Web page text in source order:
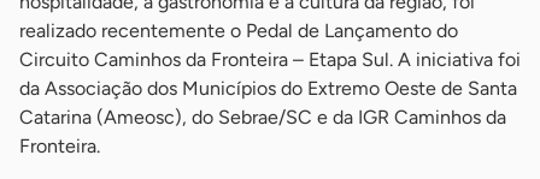
realizado recentemente o Pedal de Lançamento do
Circuito Caminhos da Fronteira – Etapa Sul. A iniciativa foi
da Associação dos Municípios do Extremo Oeste de Santa
Catarina (Ameosc), do Sebrae/SC e da IGR Caminhos da
Fronteira.